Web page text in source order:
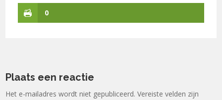
0
Plaats een reactie
Het e-mailadres wordt niet gepubliceerd. Vereiste velden zijn